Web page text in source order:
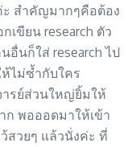
ะ สำคัญมากๆคือต้อง
เขียน research ตัว
อื่นก็ใส่ research ไป
ไม่ซ้ำกับใคร
รย์ส่วนใหญ่ยิ้มให้
ก พอออดมาให้เข้า
สวยๆ แล้วนั่งค่ะ ที่